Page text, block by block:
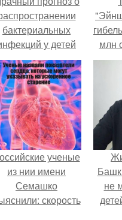
бактериальных
у детей
вышел.
млн
ученые
из нии имени
Семашко
скорость
не